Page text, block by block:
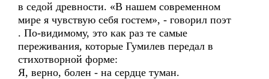
в седой древности. «В нашем современном
мире я чувствую себя гостем», - говорил поэт
. По-видимому, это как раз те самые
переживания, которые Гумилев передал в
стихотворной форме:
Я, верно, болен - на сердце туман.